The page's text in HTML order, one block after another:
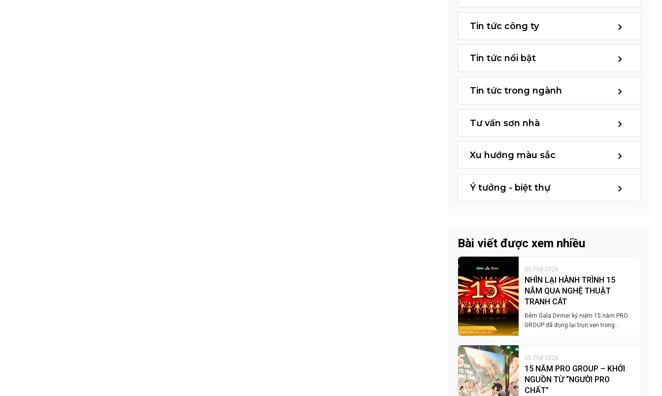
Tin tức công ty
Tin tức nổi bật
Tin tức trong ngành
Tư vấn sơn nhà
Xu hướng màu sắc
Ý tưởng - biệt thự
Bài viết được xem nhiều
05-Th8-2026
NHÌN LẠI HÀNH TRÌNH 15
NĂM QUA NGHỆ THUẬT
TRANH CÁT
Đêm Gala Dinner kỷ niệm 15 năm PRO
GROUP đã đọng lại trọn vẹn trong…
05-Th8-2026
15 NĂM PRO GROUP – KHỞI
NGUỒN TỪ “NGƯỜI PRO
CHẤT”